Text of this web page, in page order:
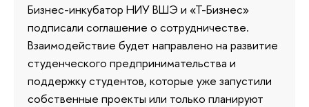
Бизнес-инкубатор НИУ ВШЭ и «Т-Бизнес»
подписали соглашение о сотрудничестве.
Взаимодействие будет направлено на развитие
студенческого предпринимательства и
поддержку студентов, которые уже запустили
собственные проекты или только планируют